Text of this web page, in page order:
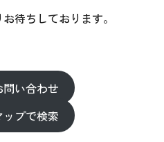
待ちしております。
い合わせ
プで検索